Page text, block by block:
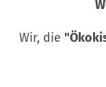
Wir, die